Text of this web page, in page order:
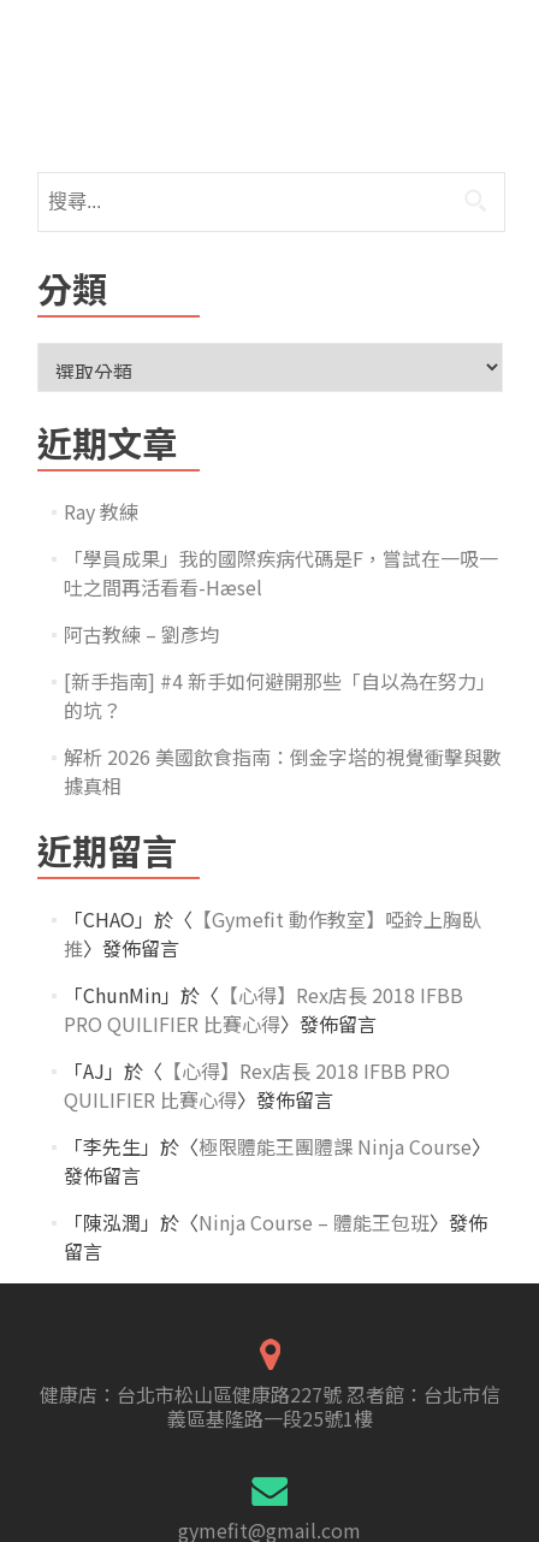
分類
近期文章
Ray 教練
「學員成果」我的國際疾病代碼是F，嘗試在一吸一
吐之間再活看看-Hæsel
阿古教練 – 劉彥均
[新手指南] #4 新手如何避開那些「自以為在努力」
的坑？
解析 2026 美國飲食指南：倒金字塔的視覺衝擊與數
據真相
近期留言
「CHAO 」於〈 【Gymefit 動作教室】啞鈴上胸臥
推〉發佈留言
「ChunMin」於〈 【心得】Rex店長 2018 IFBB
PRO QUILIFIER 比賽心得〉發佈留言
「AJ 」於〈 【心得】Rex店長 2018 IFBB PRO
QUILIFIER 比賽心得〉發佈留言
「李先生」於〈極限體能王團體課 Ninja Course〉
發佈留言
「陳泓潤 」於〈Ninja Course – 體能王包班〉發佈
留言
健康店：台北市松山區健康路227號 忍者館：台北市信
義區基隆路一段25號1樓
gymefit@gmail.com